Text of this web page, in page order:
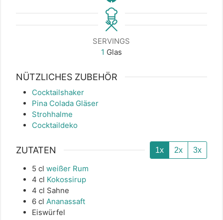
SERVINGS
1 Glas
NÜTZLICHES ZUBEHÖR
Cocktailshaker
Pina Colada Gläser
Strohhalme
Cocktaildeko
ZUTATEN 1x 2x 3x
5 cl weißer Rum
4 cl Kokossirup
4 cl Sahne
6 cl Ananassaft
Eiswürfel